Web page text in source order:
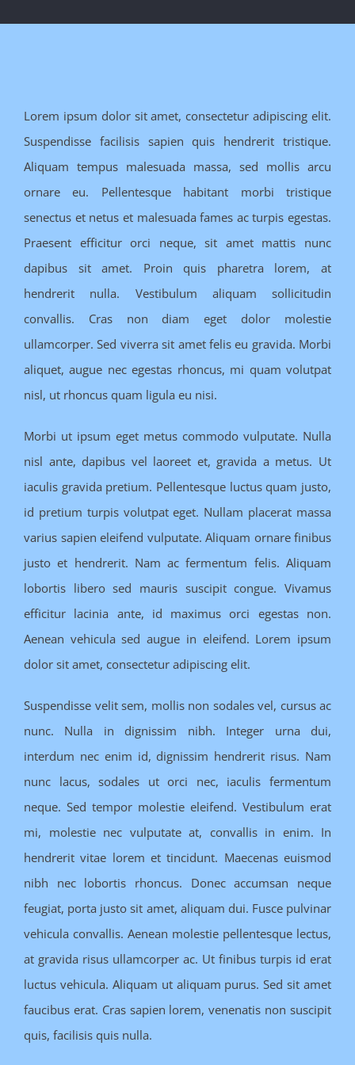
Lorem ipsum dolor sit amet, consectetur adipiscing elit.
Suspendisse facilisis sapien quis hendrerit tristique.
Aliquam tempus malesuada massa, sed mollis arcu
ornare eu. Pellentesque habitant morbi tristique
senectus et netus et malesuada fames ac turpis egestas.
Praesent efficitur orci neque, sit amet mattis nunc
dapibus sit amet. Proin quis pharetra lorem, at
hendrerit nulla. Vestibulum aliquam sollicitudin
convallis. Cras non diam eget dolor molestie
ullamcorper. Sed viverra sit amet felis eu gravida. Morbi
aliquet, augue nec egestas rhoncus, mi quam volutpat
nisl, ut rhoncus quam ligula eu nisi.
Morbi ut ipsum eget metus commodo vulputate. Nulla
nisl ante, dapibus vel laoreet et, gravida a metus. Ut
iaculis gravida pretium. Pellentesque luctus quam justo,
id pretium turpis volutpat eget. Nullam placerat massa
varius sapien eleifend vulputate. Aliquam ornare finibus
justo et hendrerit. Nam ac fermentum felis. Aliquam
lobortis libero sed mauris suscipit congue. Vivamus
efficitur lacinia ante, id maximus orci egestas non.
Aenean vehicula sed augue in eleifend. Lorem ipsum
dolor sit amet, consectetur adipiscing elit.
Suspendisse velit sem, mollis non sodales vel, cursus ac
nunc. Nulla in dignissim nibh. Integer urna dui,
interdum nec enim id, dignissim hendrerit risus. Nam
nunc lacus, sodales ut orci nec, iaculis fermentum
neque. Sed tempor molestie eleifend. Vestibulum erat
mi, molestie nec vulputate at, convallis in enim. In
hendrerit vitae lorem et tincidunt. Maecenas euismod
nibh nec lobortis rhoncus. Donec accumsan neque
feugiat, porta justo sit amet, aliquam dui. Fusce pulvinar
vehicula convallis. Aenean molestie pellentesque lectus,
at gravida risus ullamcorper ac. Ut finibus turpis id erat
luctus vehicula. Aliquam ut aliquam purus. Sed sit amet
faucibus erat. Cras sapien lorem, venenatis non suscipit
quis, facilisis quis nulla.